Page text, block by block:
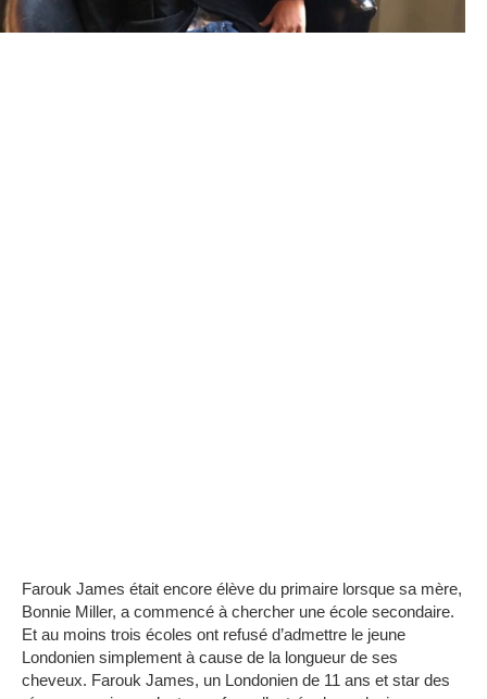
Farouk James était encore élève du primaire lorsque sa mère,
Bonnie Miller, a commencé à chercher une école secondaire.
Et au moins trois écoles ont refusé d’admettre le jeune
Londonien simplement à cause de la longueur de ses
cheveux. Farouk James, un Londonien de 11 ans et star des